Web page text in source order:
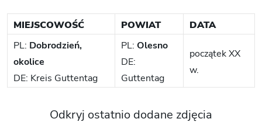
MIEJSCOWOŚĆ POWIAT
DATA
PL: Dobrodzień,
okolice
DE: Kreis Guttentag
PL: Olesno
DE:
Guttentag
początek XX
w.
Odkryj ostatnio dodane zdjęcia